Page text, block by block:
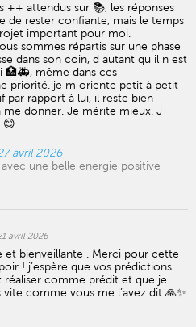
++ attendus sur 📚, les réponses
de rester confiante, mais le temps
important pour moi.
sommes répartis sur une phase
dans son coin, d autant qu il n est
même dans ces
priorité. je m oriente petit à petit
par rapport à lui, il reste bien
donner. Je mérite mieux. J
😊
avril 2026
une belle energie positive
avril 2026
et bienveillante . Merci pour cette
! j’espère que vos prédictions
comme prédit et que je
comme vous me l’avez dit 🙏✨